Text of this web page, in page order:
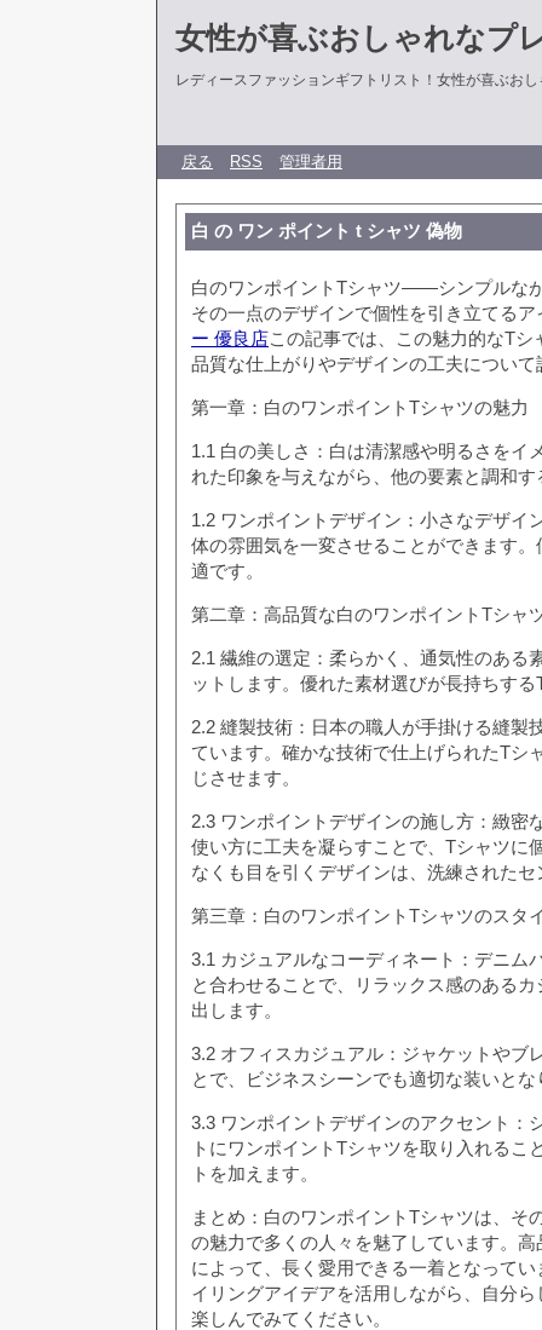
女性が喜ぶおしゃれなプ
レディースファッションギフトリスト！女性が喜ぶお
戻る RSS 管理者用
白 の ワン ポイント t シャツ 偽物
白のワンポイントTシャツ――シンプルな
その一点のデザインで個性を引き立てるア
ー 優良店この記事では、この魅力的なT
品質な仕上がりやデザインの工夫につい
第一章：白のワンポイントTシャツの魅力
1.1 白の美しさ：白は清潔感や明るさをイ
れた印象を与えながら、他の要素と調和
1.2 ワンポイントデザイン：小さなデザイ
体の雰囲気を一変させることができます
適です。
第二章：高品質な白のワンポイントTシャ
2.1 繊維の選定：柔らかく、通気性のある
ットします。優れた素材選びが長持ちす
2.2 縫製技術：日本の職人が手掛ける縫製
ています。確かな技術で仕上げられたTシ
じさせます。
2.3 ワンポイントデザインの施し方：緻密
使い方に工夫を凝らすことで、Tシャツに
なくも目を引くデザインは、洗練された
第三章：白のワンポイントTシャツのスタ
3.1 カジュアルなコーディネート：デニム
と合わせることで、リラックス感のある
出します。
3.2 オフィスカジュアル：ジャケットやブ
とで、ビジネスシーンでも適切な装いとな
3.3 ワンポイントデザインのアクセント：
トにワンポイントTシャツを取り入れるこ
トを加えます。
まとめ：白のワンポイントTシャツは、そ
の魅力で多くの人々を魅了しています。
によって、長く愛用できる一着となって
イリングアイデアを活用しながら、自分
楽しんでみてください。